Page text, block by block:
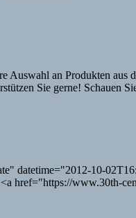
Auswahl an Produkten
Sie gerne! Schauen
datetime="2012-10-
href="https://www.30th-